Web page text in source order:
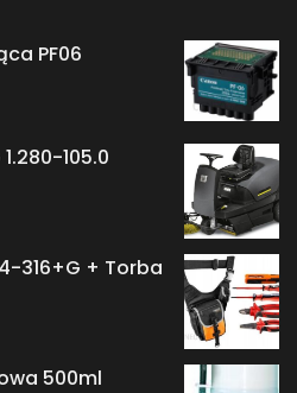
PF06
105.0
316+G + Torba
500ml